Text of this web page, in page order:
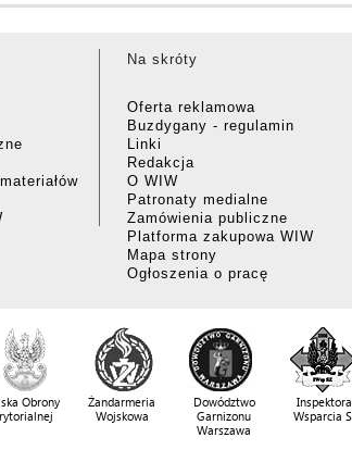
Na skróty
Oferta reklamowa
Buzdygany - regulamin
Linki
Redakcja
O WIW
Patronaty medialne
Zamówienia publiczne
Platforma zakupowa WIW
Mapa strony
Ogłoszenia o pracę
Obrony
Żandarmeria
Wojskowa
Dowództwo
Garnizonu
Warszawa
Wsparcia